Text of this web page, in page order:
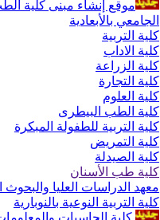
موقع إنشاء مبنى كلية
الجامعي بالأبعادية
كلية التربية
كلية الاداب
كلية الزراعة
كلية التجارة
كلية العلوم
كلية الطب البيطرى
كلية التربية للطفولة المبكرة
كلية التمريض
كلية الصيدلة
كلية طب الأسنان
معهد الدراسات العليا والبحوث
كلية التربية النوعية بالنوبارية
كلية الحاسبات